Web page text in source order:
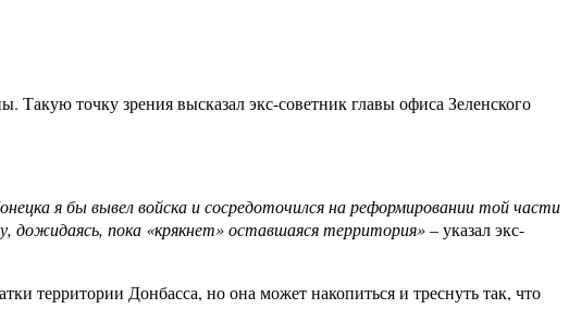
точку зрения высказал экс-советник главы офиса Зеленского
я бы вывел войска и сосредоточился на реформировании той части
дожидаясь, пока «крякнет» оставшаяся территория»– указал экс-
территории Донбасса, но она может накопиться и треснуть так, что